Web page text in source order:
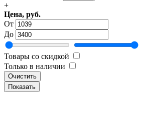
+
Цена, руб.
От
До
Товары со скидкой
Только в наличии
Очистить